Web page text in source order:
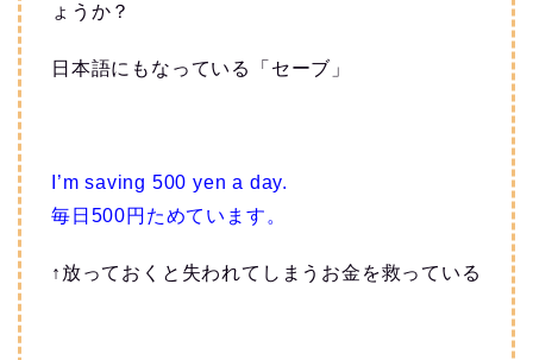
ょうか？
日本語にもなっている「セーブ」
I’m saving 500 yen a day.
毎日500円ためています。
↑放っておくと失われてしまうお金を救っている